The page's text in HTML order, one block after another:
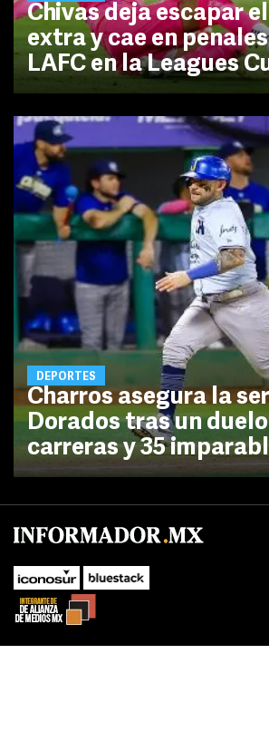
Chivas deja escapar
extra y cae en
LAFC en la Leagues
DEPORTES
Charros asegura la
Dorados tras un duelo
carreras y 35